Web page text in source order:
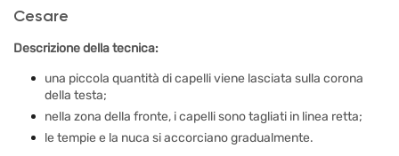
Cesare
Descrizione della tecnica:
una piccola quantità di capelli viene lasciata sulla corona
della testa;
nella zona della fronte, i capelli sono tagliati in linea retta;
le tempie e la nuca si accorciano gradualmente.